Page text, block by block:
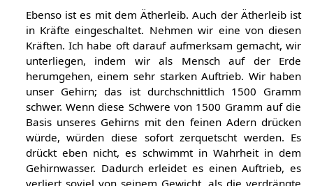
Ebenso ist es mit dem Ätherleib. Auch der Ätherleib ist
in Kräfte eingeschaltet. Nehmen wir eine von diesen
Kräften. Ich habe oft darauf aufmerksam gemacht, wir
unterliegen, indem wir als Mensch auf der Erde
herumgehen, einem sehr starken Auftrieb. Wir haben
unser Gehirn; das ist durchschnittlich 1500 Gramm
schwer. Wenn diese Schwere von 1500 Gramm auf die
Basis unseres Gehirns mit den feinen Adern drücken
würde, würden diese sofort zerquetscht werden. Es
drückt eben nicht, es schwimmt in Wahrheit in dem
Gehirnwasser. Dadurch erleidet es einen Auftrieb, es